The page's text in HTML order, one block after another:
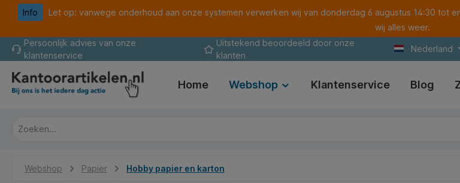
Ga naar de hoofdnavigatie
Info
Let op: vanwege onderhoud aan onze systemen verwerken wij van donderdag 6 augustus 14:30 tot
wij alles weer.
Persoonlijk advies van onze
klantenservice
Uitstekend beoordeeld door onze
klanten
Nederland
Home Webshop Klantenservice Blog
Webshop Papier Hobby papier en karton